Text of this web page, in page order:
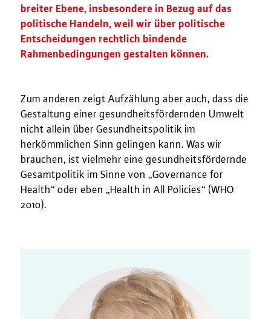
breiter Ebene, insbesondere in Bezug auf das
politische Handeln, weil wir über politische
Entscheidungen rechtlich bindende
Rahmenbedingungen gestalten können.
Zum anderen zeigt Aufzählung aber auch, dass die
Gestaltung einer gesundheitsfördernden Umwelt
nicht allein über Gesundheitspolitik im
herkömmlichen Sinn gelingen kann. Was wir
brauchen, ist vielmehr eine gesundheitsfördernde
Gesamtpolitik im Sinne von „Governance for
Health“ oder eben „Health in All Policies“ (WHO
2010).